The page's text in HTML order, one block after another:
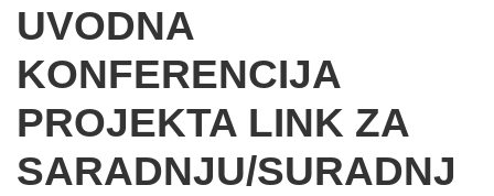
UVODNA
KONFERENCIJA
PROJEKTA LINK ZA
SARADNJU/SURADNJ